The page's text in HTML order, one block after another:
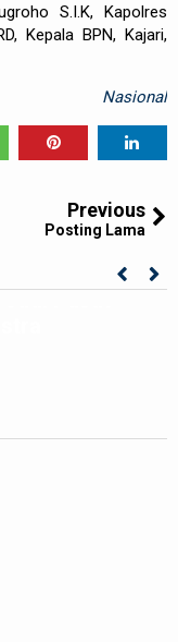
S.I.K, Kapolres
Kepala BPN, Kajari,
Nasional
Previous
Posting Lama
Week 2026,
Pusat